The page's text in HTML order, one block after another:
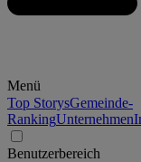
Menü
Top StorysGemeinde-
RankingUnternehmen
Benutzerbereich